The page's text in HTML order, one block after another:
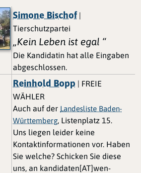
Simone Bischof|
Tierschutzpartei
„Kein Leben ist egal “
Die Kandidatin hat alle Eingaben
abgeschlossen.
Reinhold Bopp | FREIE
WÄHLER
Auch auf der Landesliste Baden-
Württemberg , Listenplatz 15.
Uns liegen leider keine
Kontaktinformationen vor. Haben
Sie welche? Schicken Sie diese
uns, an kandidaten[AT]wen-